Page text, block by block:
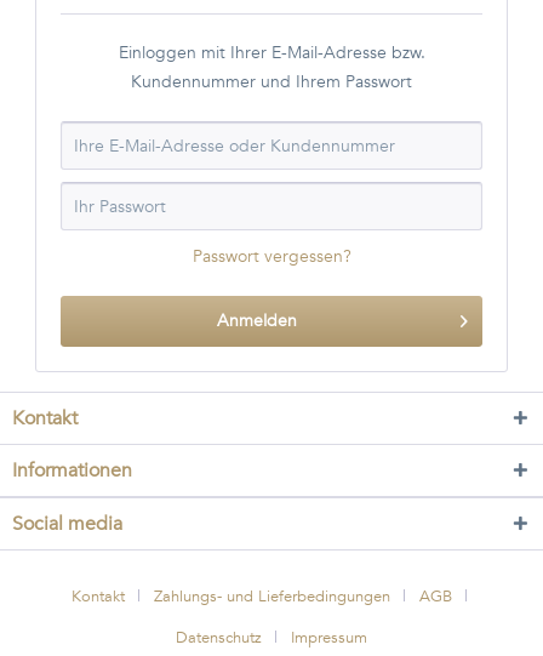
Einloggen mit Ihrer E-Mail-Adresse bzw.
Kundennummer und Ihrem Passwort
Passwort vergessen?
Anmelden
Kontakt
Informationen
Social media
Kontakt Zahlungs- und Lieferbedingungen
AGB
Datenschutz
Impressum